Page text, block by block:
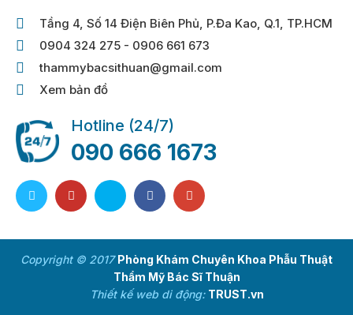
Tầng 4, Số 14 Điện Biên Phủ, P.Đa Kao, Q.1, TP.HCM
0904 324 275 - 0906 661 673
thammybacsithuan@gmail.com
Xem bản đồ
Hotline (24/7)
090 666 1673
Copyright © 2017Phòng Khám Chuyên Khoa Phẫu Thuật
Thẩm Mỹ Bác Sĩ Thuận
Thiết kế web di động: TRUST.vn